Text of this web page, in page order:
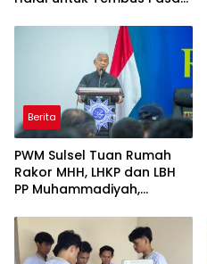
Berita
PWM Sulsel Tuan Rumah
Rakor MHH, LHKP dan LBH
PP Muhammadiyah,
dan Kebijakan Publik